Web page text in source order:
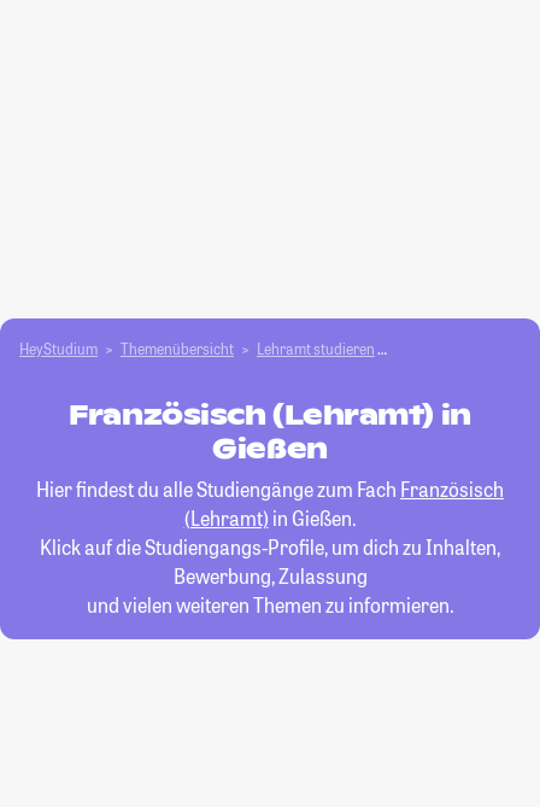
HeyStudium Themenübersicht Lehramt studieren
Französisch (Lehramt) in
Gießen
Hier findest du alle Studiengänge zum Fach Französisch
(Lehramt) in Gießen.
Klick auf die Studiengangs-Profile, um dich zu Inhalten,
Bewerbung, Zulassung
und vielen weiteren Themen zu informieren.